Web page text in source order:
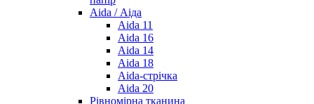
Aida / Аіда
Aida 11
Aida 16
Aida 14
Aida 18
Aida-стрічка
Aida 20
Рівномірна тканина